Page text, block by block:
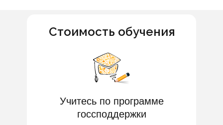
Стоимость обучения
Учитесь по программе
госсподдержки